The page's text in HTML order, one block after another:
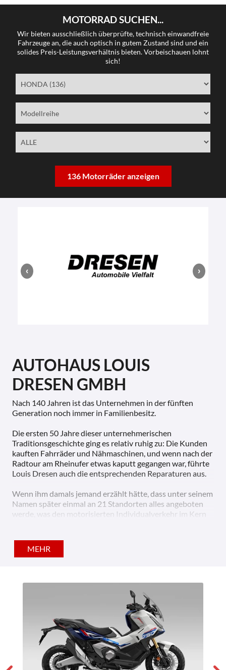
MOTORRAD SUCHEN...
Wir bieten ausschließlich überprüfte, technisch einwandfreie
Fahrzeuge an, die auch optisch in gutem Zustand sind und ein
solides Preis-Leistungsverhältnis bieten. Vorbeischauen lohnt
sich!
136 Motorräder anzeigen
AUTOHAUS LOUIS
DRESEN GMBH
Nach 140 Jahren ist das Unternehmen in der fünften
Generation noch immer in Familienbesitz.
Die ersten 50 Jahre dieser unternehmerischen
Traditionsgeschichte ging es relativ ruhig zu: Die Kunden
kauften Fahrräder und Nähmaschinen, und wenn nach der
Radtour am Rheinufer etwas kaputt gegangen war, führte
Louis Dresen auch die entsprechenden Reparaturen aus.
Wenn ihm damals jemand erzählt hätte, dass unter seinem
Namen später einmal an 21 Standorten alles angeboten
werde, was den motorisierten Individualverkehr im Kern
Heute gehört die Autohandelsgruppe mit über 700
Mitarbeitern zu den fünf größten Opel-Händlern der
Kunden derzeit zwischen den Modellen sieben
verschiedener Fabrikate wählen können. Für vier weitere
Marken bestehen Serviceverträge.
Ebenfalls unter dem Dach der Dresen-Gruppe arbeiten ein
Abschleppunternehmen, ein Teile- und Zubehörmarkt,
eine Autovermietung, eine
Versicherungsmaklergesellschaft sowie ein
Aufbereitungsunternehmen.
MEHR